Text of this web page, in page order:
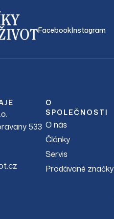
FacebookInstagram
533
O
SPOLEČNOSTI
O nás
Články
Servis
Prodávané značky